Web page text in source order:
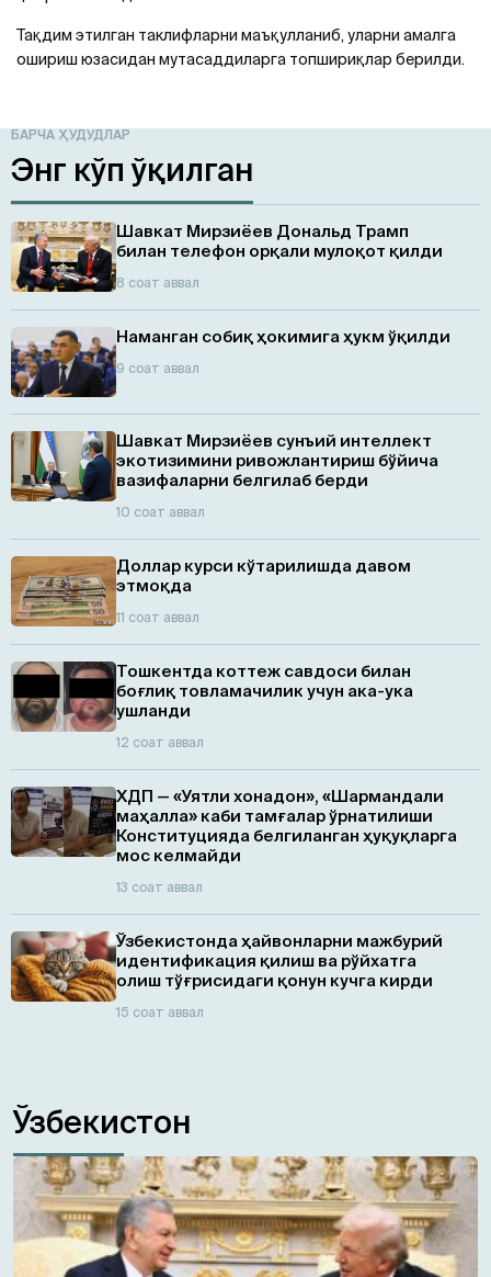
Тақдим этилган таклифларни маъқулланиб, уларни амалга
ошириш юзасидан мутасаддиларга топшириқлар берилди.
БАРЧА ҲУДУДЛАР
Энг кўп ўқилган
Шавкат Мирзиёев Дональд Трамп
билан телефон орқали мулоқот қилди
8 соат аввал
Наманган собиқ ҳокимига ҳукм ўқилди
9 соат аввал
Шавкат Мирзиёев сунъий интеллект
экотизимини ривожлантириш бўйича
вазифаларни белгилаб берди
10 соат аввал
Доллар курси кўтарилишда давом
этмоқда
11 соат аввал
Тошкентда коттеж савдоси билан
боғлиқ товламачилик учун ака-ука
ушланди
12 соат аввал
ХДП — «Уятли хонадон», «Шармандали
маҳалла» каби тамғалар ўрнатилиши
Конституцияда белгиланган ҳуқуқларга
мос келмайди
13 соат аввал
Ўзбекистонда ҳайвонларни мажбурий
идентификация қилиш ва рўйхатга
олиш тўғрисидаги қонун кучга кирди
15 соат аввал
Ўзбекистон